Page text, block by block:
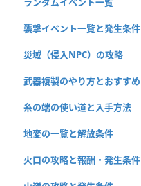
襲撃イベント一覧と発生条件
災域（侵入NPC）の攻略
武器複製のやり方とおすすめ
糸の端の使い道と入手方法
地変の一覧と解放条件
火口の攻略と報酬・発生条件